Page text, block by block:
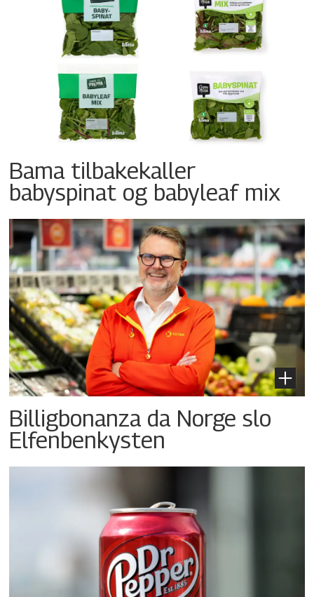
Bama tilbakekaller
babyspinat og babyleaf mix
Billigbonanza da Norge slo
Elfenbenkysten